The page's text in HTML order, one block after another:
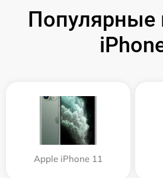
Популярные
Apple iPhone 11